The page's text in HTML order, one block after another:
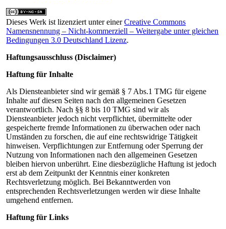
Dieses Werk ist lizenziert unter einerCreative Commons
Namensnennung – Nicht-kommerziell – Weitergabe unter gleichen
Bedingungen 3.0 Deutschland Lizenz.
Haftungsausschluss (Disclaimer)
Haftung für Inhalte
Als Diensteanbieter sind wir gemäß § 7 Abs.1 TMG für eigene
Inhalte auf diesen Seiten nach den allgemeinen Gesetzen
verantwortlich. Nach §§ 8 bis 10 TMG sind wir als
Diensteanbieter jedoch nicht verpflichtet, übermittelte oder
gespeicherte fremde Informationen zu überwachen oder nach
Umständen zu forschen, die auf eine rechtswidrige Tätigkeit
hinweisen. Verpflichtungen zur Entfernung oder Sperrung der
Nutzung von Informationen nach den allgemeinen Gesetzen
bleiben hiervon unberührt. Eine diesbezügliche Haftung ist jedoch
erst ab dem Zeitpunkt der Kenntnis einer konkreten
Rechtsverletzung möglich. Bei Bekanntwerden von
entsprechenden Rechtsverletzungen werden wir diese Inhalte
umgehend entfernen.
Haftung für Links